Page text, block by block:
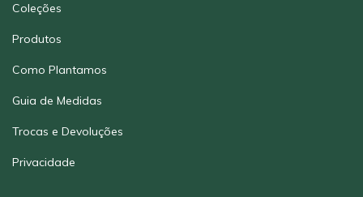
Coleções
Produtos
Como Plantamos
Guia de Medidas
Trocas e Devoluções
Privacidade